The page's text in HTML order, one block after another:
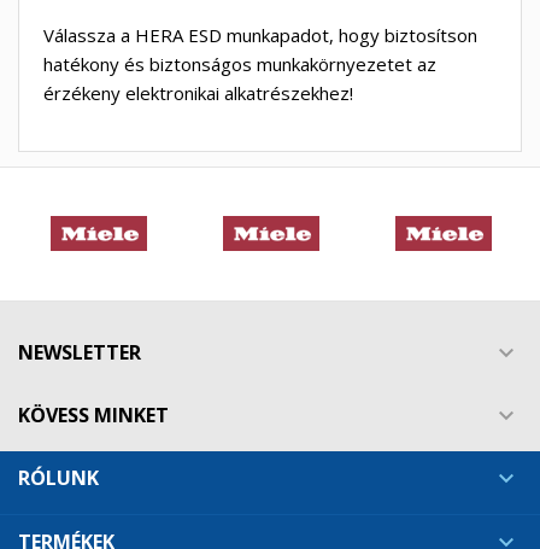
Válassza a HERA ESD munkapadot, hogy biztosítson
hatékony és biztonságos munkakörnyezetet az
érzékeny elektronikai alkatrészekhez!
NEWSLETTER 
KÖVESS MINKET 
RÓLUNK 
TERMÉKEK 